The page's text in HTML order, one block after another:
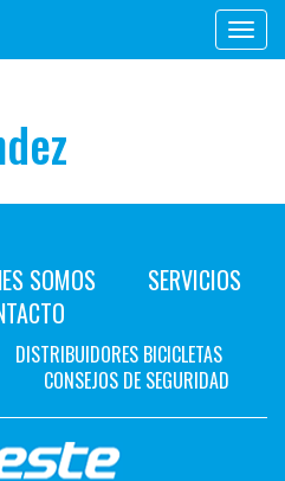
SOMOS
SERVICIOS
DISTRIBUIDORES BICICLETAS
CONSEJOS DE SEGURIDAD